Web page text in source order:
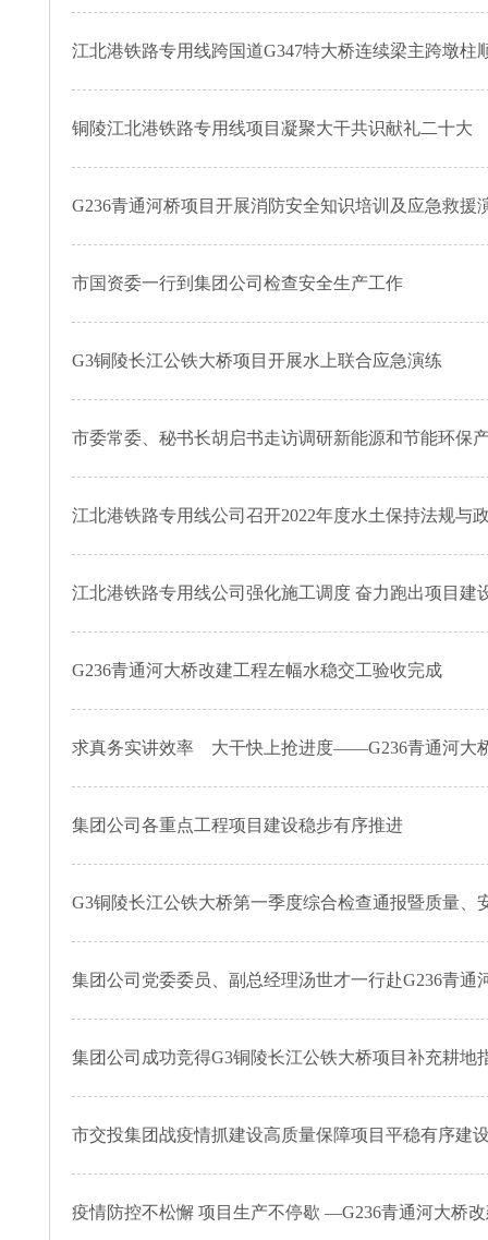
江北港铁路专用线跨国道G347特大桥连续梁主跨墩柱
铜陵江北港铁路专用线项目凝聚大干共识献礼二十大
G236青通河桥项目开展消防安全知识培训及应急救援
市国资委一行到集团公司检查安全生产工作
G3铜陵长江公铁大桥项目开展水上联合应急演练
市委常委、秘书长胡启书走访调研新能源和节能环保
江北港铁路专用线公司召开2022年度水土保持法规与
江北港铁路专用线公司强化施工调度 奋力跑出项目建
G236青通河大桥改建工程左幅水稳交工验收完成
求真务实讲效率 大干快上抢进度——G236青通河大
集团公司各重点工程项目建设稳步有序推进
G3铜陵长江公铁大桥第一季度综合检查通报暨质量、
集团公司党委委员、副总经理汤世才一行赴G236青通
集团公司成功竞得G3铜陵长江公铁大桥项目补充耕地
市交投集团战疫情抓建设高质量保障项目平稳有序建
疫情防控不松懈 项目生产不停歇 —G236青通河大桥